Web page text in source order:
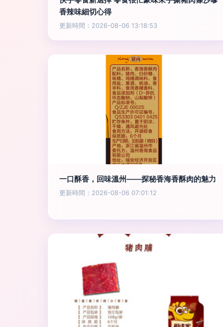
香辣味細切心得
更新時間：2026-08-06 13:18:53
一口酥香，回味溫州——探秘香海香酥肉的魅力
更新時間：2026-08-06 07:01:12